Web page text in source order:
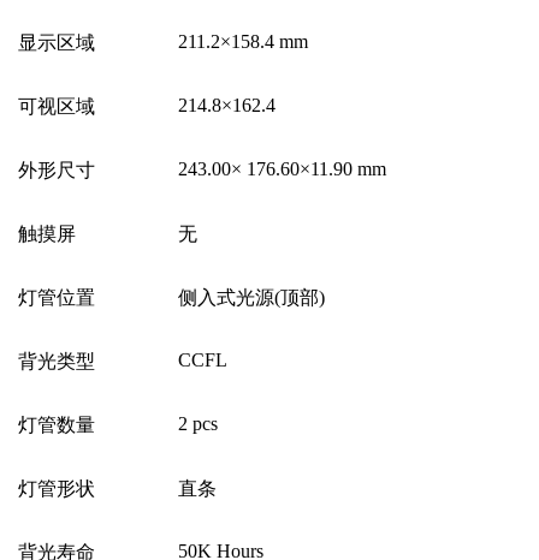
显示区域 211.2×158.4 mm
可视区域 214.8×162.4
外形尺寸 243.00× 176.60×11.90 mm
触摸屏 无
灯管位置 侧入式光源(顶部)
背光类型 CCFL
灯管数量 2 pcs
灯管形状 直条
背光寿命 50K Hours